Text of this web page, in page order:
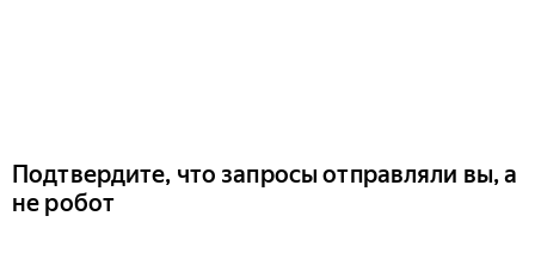
Подтвердите, что запросы отправляли вы, а
не робот